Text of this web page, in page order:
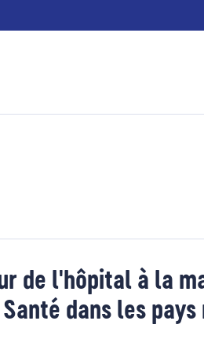
de l'hôpital à la
dans les